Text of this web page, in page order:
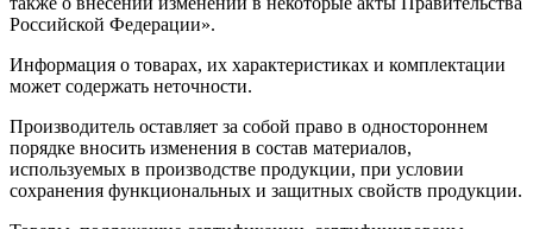
Российской Федерации».
Информация о товарах, их характеристиках и комплектации
может содержать неточности.
Производитель оставляет за собой право в одностороннем
порядке вносить изменения в состав материалов,
используемых в производстве продукции, при условии
сохранения функциональных и защитных свойств продукции.